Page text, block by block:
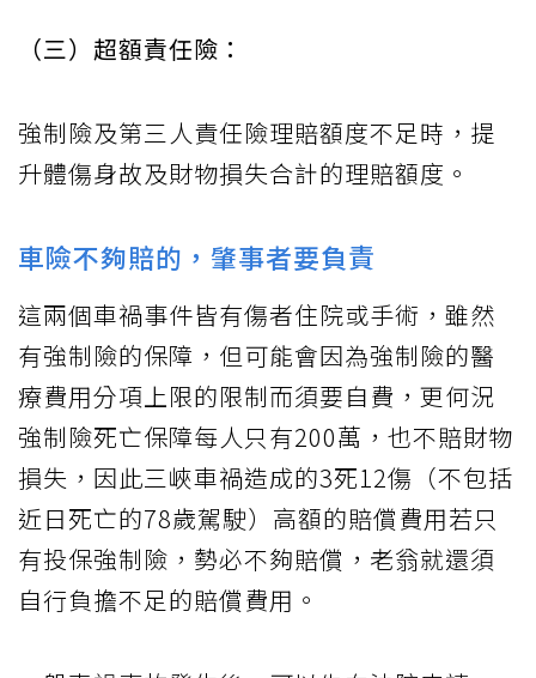
（三）超額責任險：
強制險及第三人責任險理賠額度不足時，提
升體傷身故及財物損失合計的理賠額度。
車險不夠賠的，肇事者要負責
這兩個車禍事件皆有傷者住院或手術，雖然
有強制險的保障，但可能會因為強制險的醫
療費用分項上限的限制而須要自費，更何況
強制險死亡保障每人只有200萬，也不賠財物
損失，因此三峽車禍造成的3死12傷（不包括
近日死亡的78歲駕駛）高額的賠償費用若只
有投保強制險，勢必不夠賠償，老翁就還須
自行負擔不足的賠償費用。